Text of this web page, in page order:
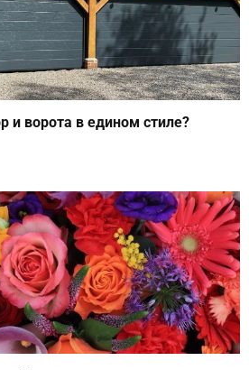
и ворота в едином стиле?